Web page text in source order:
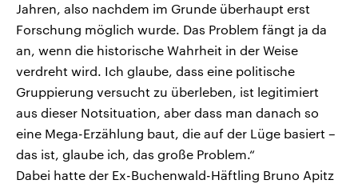
Jahren, also nachdem im Grunde überhaupt erst
Forschung möglich wurde. Das Problem fängt ja da
an, wenn die historische Wahrheit in der Weise
verdreht wird. Ich glaube, dass eine politische
Gruppierung versucht zu überleben, ist legitimiert
aus dieser Notsituation, aber dass man danach so
eine Mega-Erzählung baut, die auf der Lüge basiert –
das ist, glaube ich, das große Problem.“
Dabei hatte der Ex-Buchenwald-Häftling Bruno Apitz